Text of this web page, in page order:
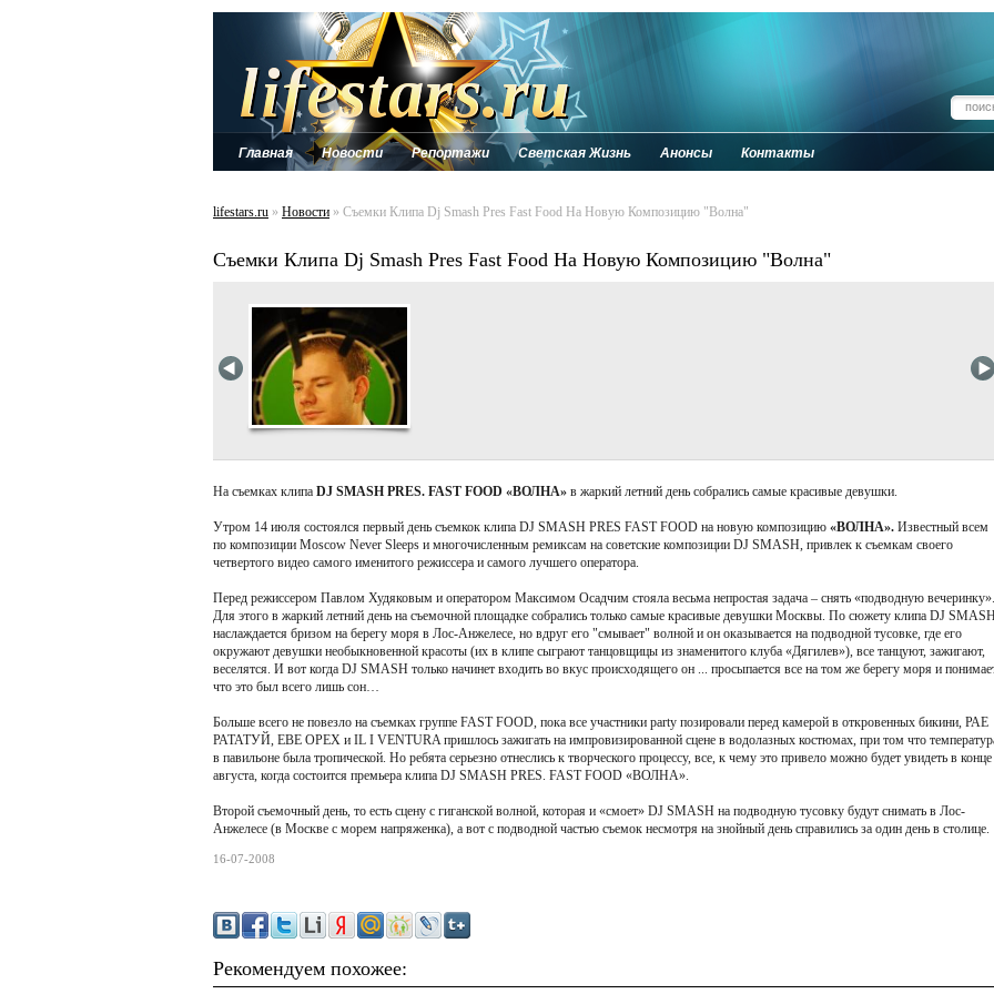
Главная Новости Репортажи Светская Жизнь Анонсы Контакты
lifestars.ru » Новости » Cъемки Клипа Dj Smash Pres Fast Food На Новую Композицию "Волна"
Cъемки Клипа Dj Smash Pres Fast Food На Новую Композицию "Волна"
На съемках клипа DJ SMASH PRES. FAST FOOD «ВОЛНА» в жаркий летний день собрались самые красивые девушки.
Утром 14 июля соcтоялся первый день съемкок клипа DJ SMASH PRES FAST FOOD на новую композицию «ВОЛНА». Известный всем
по композиции Moscow Never Sleeps и многочисленным ремиксам на советские композиции DJ SMASH, привлек к съемкам своего
четвертого видео самого именитого режиссера и самого лучшего оператора.
Перед режиссером Павлом Худяковым и оператором Максимом Осадчим стояла весьма непростая задача – снять «подводную вечеринку».
Для этого в жаркий летний день на съемочной площадке собрались только самые красивые девушки Москвы. По сюжету клипа DJ
наслаждается бризом на берегу моря в Лос-Анжелесе, но вдруг его "смывает" волной и он оказывается на подводной тусовке, где его
окружают девушки необыкновенной красоты (их в клипе сыграют танцовщицы из знаменитого клуба «Дягилев»), все танцуют, зажигают,
веселятся. И вот когда DJ SMASH только начинет входить во вкус происходящего он ... просыпается все на том же берегу моря и
что это был всего лишь сон…
Больше всего не повезло на съемках группе FAST FOOD, пока все участники party позировали перед камерой в откровенных бикини, РАЕ
РАТАТУЙ, ЕВЕ ОРЕХ и IL I VENTURA пришлось зажигать на импровизированной сцене в водолазных костюмах, при том что
в павильоне была тропической. Но ребята серьезно отнеслись к творческого процессу, все, к чему это привело можно будет увидеть в конце
августа, когда состоится премьера клипа DJ SMASH PRES. FAST FOOD «ВОЛНА».
Второй съемочный день, то есть сцену с гиганской волной, которая и «смоет» DJ SMASH на подводную тусовку будут снимать в Лос-
Анжелесе (в Москве с морем напряженка), а вот с подводной частью съемок несмотря на знойный день справились за один день в столице.
16-07-2008
Рекомендуем похожее: